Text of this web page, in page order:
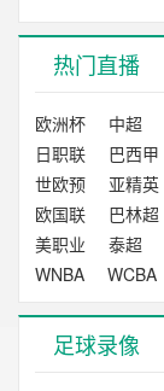
热门直播
欧洲杯 中超
日职联
巴西甲
世欧预
亚精英
欧国联
巴林超
美职业
泰超
WNBA
WCBA
足球录像